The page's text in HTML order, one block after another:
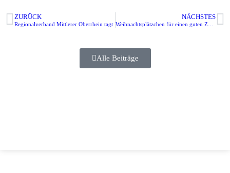
ZURÜCK
Regionalverband Mittlerer Oberrhein tagt
NÄCHSTES
Alle Beiträge